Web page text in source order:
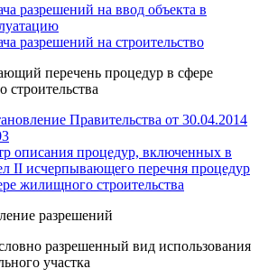
разрешений на ввод объекта в
разрешений на строительство
перечень процедур в сфере
Правительства от 30.04.2014
описания процедур, включенных в
II исчерпывающего перечня процедур
жилищного строительства
разрешений
разрешенный вид использования
участка